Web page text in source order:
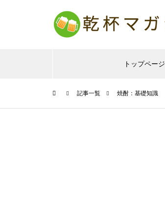
トップページ
記事一覧 焼酎：基礎知識